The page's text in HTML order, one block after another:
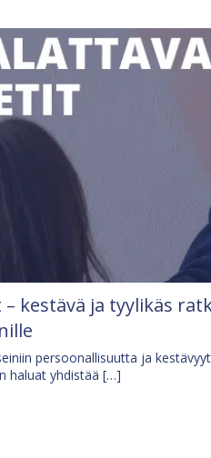
kestävä ja tyylikäs
persoonallisuutta ja
haluat yhdistää […]